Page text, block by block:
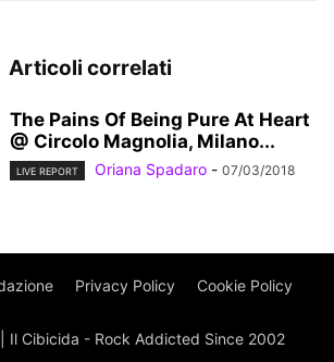
Articoli correlati
The Pains Of Being Pure At Heart
@ Circolo Magnolia, Milano...
LIVE REPORT Oriana Spadaro - 07/03/2018
Privacy Policy Cookie Policy
Cibicida - Rock Addicted Since 2002